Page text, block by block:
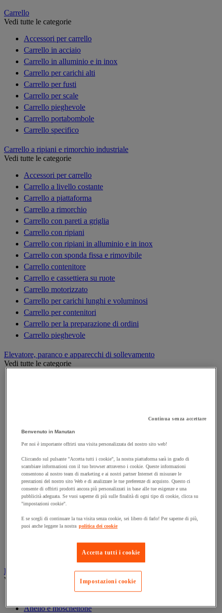
Carrello
Vedi tutte le categorie
Accessori per carrello
Carrello in acciaio
Carrello in alluminio e in inox
Carrello per carichi alti
Carrello per fusti
Carrello per scale
Carrello pieghevole
Carrello portabombole
Carrello specifico
Carrello a ripiani e rimorchio industriale
Vedi tutte le categorie
Accessori per carrello
Carrello a livello costante
Carrello a piattaforma
Carrello a rimorchio
Carrello con pareti a griglia
Carrello con ripiani
Carrello con ripiani in alluminio e in inox
Carrello con sponda fissa e rimovibile
Carrello contenitore
Carrello e cassettiera su ruote
Carrello motorizzato
Carrello per carichi lunghi e voluminosi
Carrello per contenitori
Carrello per la preparazione di ordini
Carrello pieghevole
Elevatore, paranco e apparecchi di sollevamento
Vedi tutte le categorie
Gru
Gru a portale da officina
Gru idraulica da officina
Magnete di sollevamento
Paranco di sollevamento
Ponte di carico e rampa di accesso
Rampa di sollevamento e cuneo per ruota
Solleva-pallet
Imbracatura e accessori di sollevamento
Vedi tutte le categorie
Anello e moschettone
Continua senza accettare
Benvenuto in Manutan
Per noi è importante offrirti una visita personalizzata del nostro sito web!
Cliccando sul pulsante "Accetta tutti i cookie", la nostra piattaforma sarà in grado di
scambiare informazioni con il tuo browser attraverso i cookie. Queste informazioni
consentono al nostro team di marketing e ai nostri partner Internet di misurare le
prestazioni del nostro sito Web e di analizzare le tue preferenze di acquisto. Questo ci
consente di offrirti prodotti ancora più personalizzati in base alle tue esigenze e una
pubblicità adeguata. Se vuoi saperne di più sulle finalità di ogni tipo di cookie, clicca su
"impostazioni cookie".
E se scegli di continuare la tua visita senza cookie, sei libero di farlo! Per saperne di più,
puoi anche leggere la nostra politica dei cookie
Accetta tutti i cookie
Impostazioni cookie